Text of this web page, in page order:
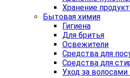
Хранение
Бытовая химия
Гигиена
Для бритья
Освежители
Средства для
Средства для
Уход за волосами